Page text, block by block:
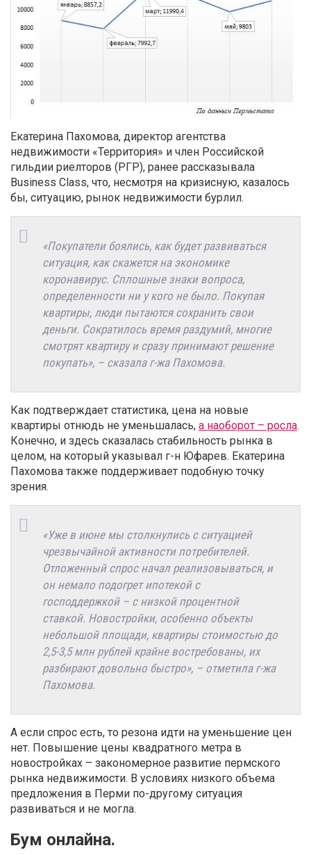
Екатерина Пахомова, директор агентства
недвижимости «Территория» и член Российской
гильдии риелторов (РГР), ранее рассказывала
Business Class, что, несмотря на кризисную, казалось
бы, ситуацию, рынок недвижимости бурлил.
«Покупатели боялись, как будет развиваться
ситуация, как скажется на экономике
коронавирус. Сплошные знаки вопроса,
определенности ни у кого не было. Покупая
квартиры, люди пытаются сохранить свои
деньги. Сократилось время раздумий, многие
смотрят квартиру и сразу принимают решение
покупать», – сказала г-жа Пахомова.
Как подтверждает статистика, цена на новые
квартиры отнюдь не уменьшалась, а наоборот – росла.
Конечно, и здесь сказалась стабильность рынка в
целом, на который указывал г-н Юфарев. Екатерина
Пахомова также поддерживает подобную точку
зрения.
«Уже в июне мы столкнулись с ситуацией
чрезвычайной активности потребителей.
Отложенный спрос начал реализовываться, и
он немало подогрет ипотекой с
господдержкой – с низкой процентной
ставкой. Новостройки, особенно объекты
небольшой площади, квартиры стоимостью до
2,5-3,5 млн рублей крайне востребованы, их
разбирают довольно быстро», – отметила г-жа
Пахомова.
А если спрос есть, то резона идти на уменьшение цен
нет. Повышение цены квадратного метра в
новостройках – закономерное развитие пермского
рынка недвижимости. В условиях низкого объема
предложения в Перми по-другому ситуация
развиваться и не могла.
Бум онлайна.